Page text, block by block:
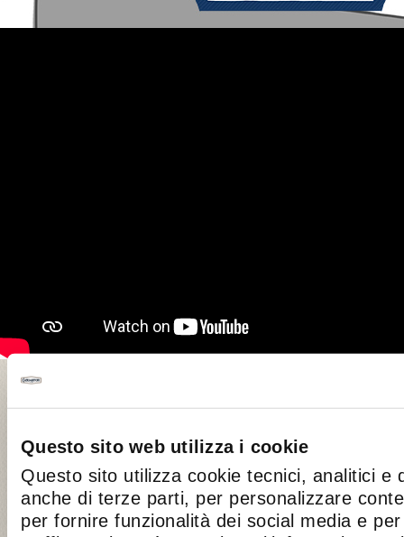
Questo sito web utilizza i cookie
Questo sito utilizza cookie tecnici, analitici e
anche di terze parti, per personalizzare
per fornire funzionalità dei social media e
DESCRIZIONE
Crostoni di polenta con erbette,
Cademartori: un’idea piena di sapore per
avanzata. Ecco come prepararlo. Per
polenta con erbette, guanciale eTaleggio